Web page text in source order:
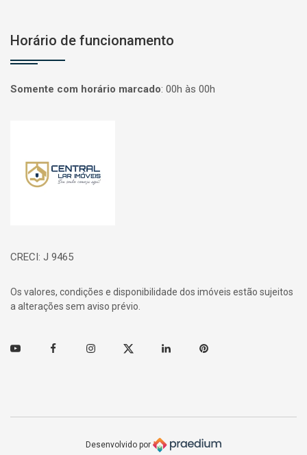
Horário de funcionamento
Somente com horário marcado: 00h às 00h
CRECI: J 9465
Os valores, condições e disponibilidade dos imóveis estão sujeitos
a alterações sem aviso prévio.
Youtube FacebookInstagramTwitter Linkedin Pinterest
Desenvolvido por